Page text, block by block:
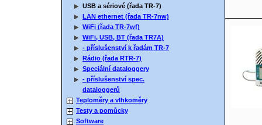
USB a sériové (řada TR-7)
LAN ethernet (řada TR-7nw)
WiFi (řada TR-7wf)
WiFi, USB, BT (řada TR7A)
- příslušenství k řadám TR-7
Rádio (řada RTR-7)
Speciální dataloggery
- příslušenství spec.
dataloggerů
Teploměry a vlhkoměry
Testy a pomůcky
Software